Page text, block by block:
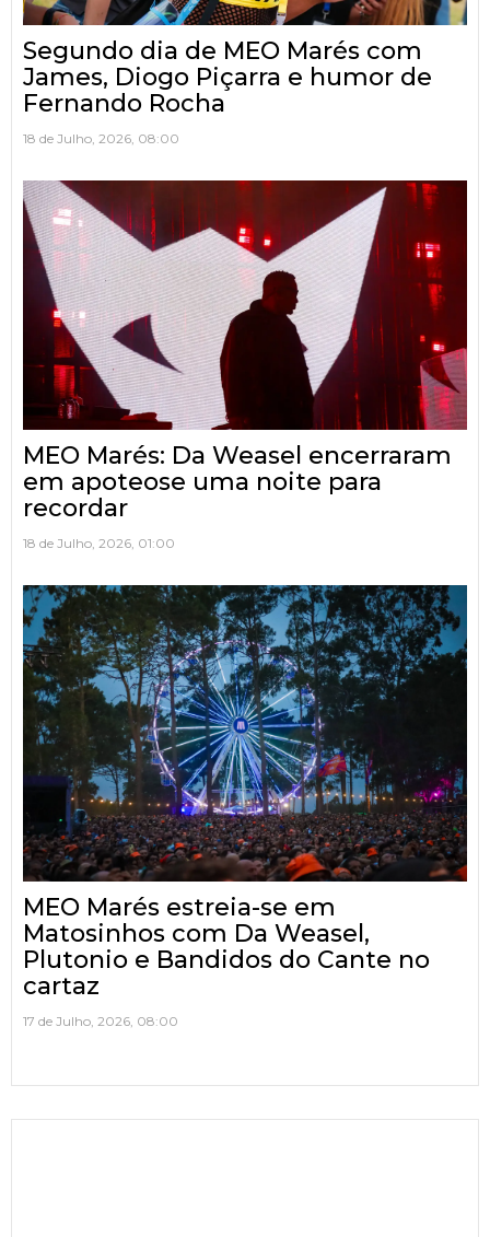
Segundo dia de MEO Marés com
James, Diogo Piçarra e humor de
Fernando Rocha
18 de Julho, 2026, 08:00
MEO Marés: Da Weasel encerraram
em apoteose uma noite para
recordar
18 de Julho, 2026, 01:00
MEO Marés estreia-se em
Matosinhos com Da Weasel,
Plutonio e Bandidos do Cante no
cartaz
17 de Julho, 2026, 08:00